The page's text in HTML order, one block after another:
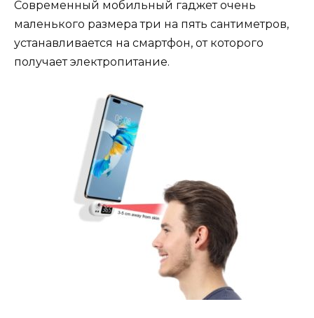
Современный мобильный гаджет очень
маленького размера три на пять сантиметров,
устанавливается на смартфон, от которого
получает электропитание.